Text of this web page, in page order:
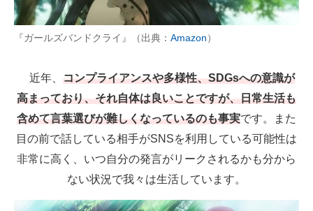
『ガールズバンドクライ』（出典： Amazon）
近年、 コンプライアンスや多様性、SDGsへの意識が
高まっており、それ自体は良いことですが、日常生活も
含めて言葉選びが難しくなっているのも事実です。また
目の前で話している相手がSNSを利用している可能性は
非常に高く、いつ自分の発言がリークされるかも分から
ない状況で我々は生活しています。